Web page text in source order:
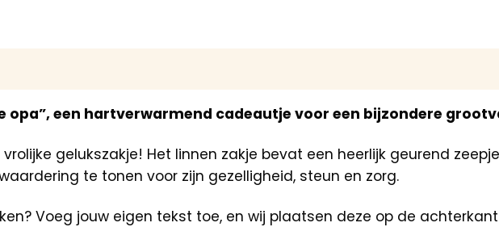
opa”, een hartverwarmend cadeautje voor een bijzondere
gelukszakje! Het linnen zakje bevat een heerlijk geurend
te tonen voor zijn gezelligheid, steun en zorg.
Voeg jouw eigen tekst toe, en wij plaatsen deze op de